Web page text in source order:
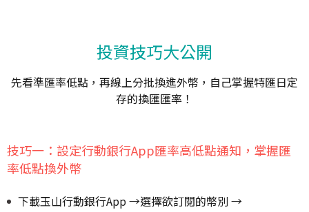
投資技巧大公開
先看準匯率低點，再線上分批換進外幣，自己掌握特匯日定
存的換匯匯率！
技巧一：設定行動銀行App匯率高低點通知，掌握匯
率低點換外幣
下載玉山行動銀行App→選擇欲訂閱的幣別 →